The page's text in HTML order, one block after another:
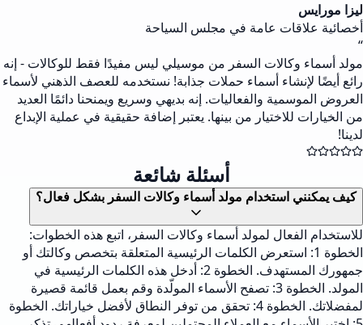
ليزا مورايس
أخصائية علاقات عامة في مجلس السياحة
“
مولد أسماء وكالات السفر من موسيلي ليس مفيدًا فقط للوكالات - إنه
رائع أيضًا لإنشاء أسماء حملات جذابة! نستخدمه للعصف الذهني لأسماء
العروض الموسمية والفعاليات. إنه بديهي وسريع ويمنحنا دائمًا العديد
من الخيارات للاختيار من بينها. يعتبر إضافة حقيقية في عملية الإبداع
لدينا!
أسئلة شائعة
كيف يمكنني استخدام مولد أسماء وكالات السفر بشكل فعال؟
للاستخدام الفعال لمولد أسماء وكالات السفر، اتبع هذه الخطوات:
الخطوة 1: استعرض الكلمات الرئيسية المتعلقة بتخصص وكالتك أو
جمهورك المستهدف. الخطوة 2: أدخل هذه الكلمات الرئيسية في
المولد. الخطوة 3: تصفح الأسماء المولّدة وقم بعمل قائمة قصيرة
لمفضلاتك. الخطوة 4: تحقق من توفر النطاق لأفضل خياراتك. الخطوة